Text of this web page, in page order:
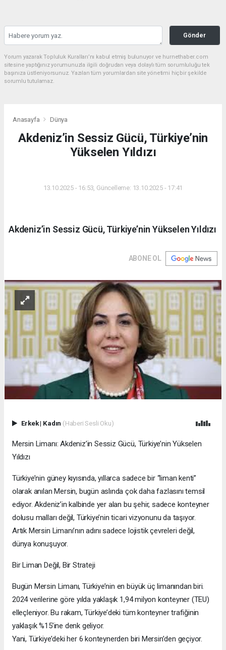
Gönder
Yorum yazarak Topluluk Kuralları’nı kabul etmiş bulunuyor ve hurnethaber.com
sitesine yaptığınız yorumunuzla ilgili doğrudan veya dolaylı tüm sorumluluğu tek
başınıza üstleniyorsunuz. Yazılan tüm yorumlardan site yönetimi hiçbir şekilde
sorumlu tutulamaz.
Anasayfa Dünya
Akdeniz’in Sessiz Gücü, Türkiye’nin
Yükselen Yıldızı
13.10.2025 - 16:53, Güncelleme: 13.10.2025 - 17:41
Akdeniz’in Sessiz Gücü, Türkiye’nin Yükselen Yıldızı
ABONE OL
Erkek| Kadın (Haberi Sesli Oku)
Mersin Limanı: Akdeniz’in Sessiz Gücü, Türkiye’nin Yükselen
Yıldızı
Türkiye’nin güney kıyısında, yıllarca sadece bir “liman kenti”
olarak anılan Mersin, bugün aslında çok daha fazlasını temsil
ediyor. Akdeniz’in kalbinde yer alan bu şehir, sadece konteyner
dolusu malları değil, Türkiye’nin ticari vizyonunu da taşıyor.
Artık Mersin Limanı’nın adını sadece lojistik çevreleri değil,
dünya konuşuyor.
Bir Liman Değil, Bir Strateji
Bugün Mersin Limanı, Türkiye’nin en büyük üç limanından biri.
2024 verilerine göre yılda yaklaşık 1,94 milyon konteyner (TEU)
elleçleniyor. Bu rakam, Türkiye’deki tüm konteyner trafiğinin
yaklaşık %15’ine denk geliyor.
Yani, Türkiye’deki her 6 konteynerden biri Mersin’den geçiyor.